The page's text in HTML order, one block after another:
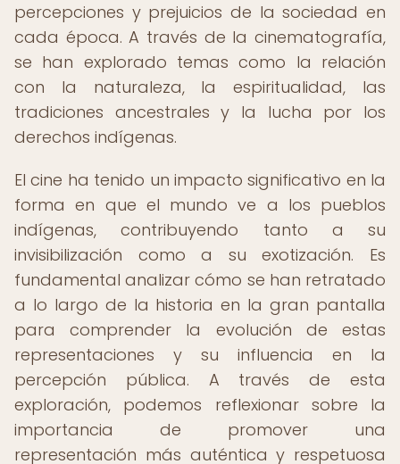
percepciones y prejuicios de la sociedad en
cada época. A través de la cinematografía,
se han explorado temas como la relación
con la naturaleza, la espiritualidad, las
tradiciones ancestrales y la lucha por los
derechos indígenas.
El cine ha tenido un impacto significativo en la
forma en que el mundo ve a los pueblos
indígenas, contribuyendo tanto a su
invisibilización como a su exotización. Es
fundamental analizar cómo se han retratado
a lo largo de la historia en la gran pantalla
para comprender la evolución de estas
representaciones y su influencia en la
percepción pública. A través de esta
exploración, podemos reflexionar sobre la
importancia de promover una
representación más auténtica y respetuosa